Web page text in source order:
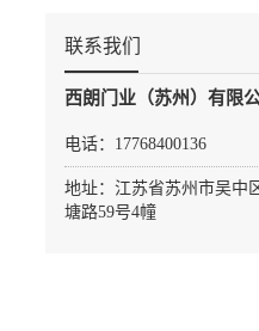
联系我们
西朗门业（苏州）有限
电话：17768400136
地址：江苏省苏州市吴中
塘路59号4幢